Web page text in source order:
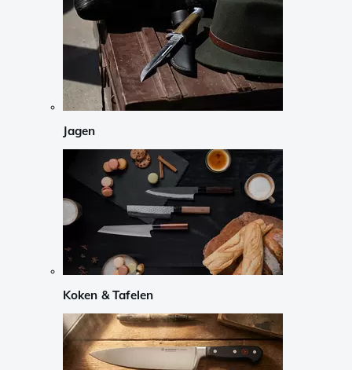
Jagen
Koken & Tafelen